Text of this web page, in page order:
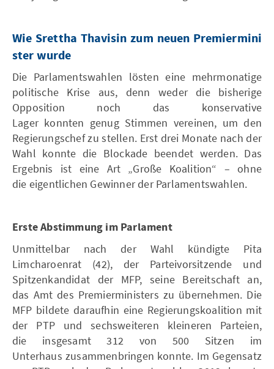
Wie Srettha Thavisin zum neuen Premiermini
ster wurde
Die Parlamentswahlen lösten eine mehrmonatige
politische Krise aus, denn weder die bisherige
Opposition noch das konservative
Lager konnten genug Stimmen vereinen, um den
Regierungschef zu stellen. Erst drei Monate nach der
Wahl konnte die Blockade beendet werden. Das
Ergebnis ist eine Art „Große Koalition“ – ohne
die eigentlichen Gewinner der Parlamentswahlen.
Erste Abstimmung im Parlament
Unmittelbar nach der Wahl kündigte Pita
Limcharoenrat (42), der Parteivorsitzende und
Spitzenkandidat der MFP, seine Bereitschaft an,
das Amt des Premierministers zu übernehmen. Die
MFP bildete daraufhin eine Regierungskoalition mit
der PTP und sechsweiteren kleineren Parteien,
die insgesamt 312 von 500 Sitzen im
Unterhaus zusammenbringen konnte. Im Gegensatz